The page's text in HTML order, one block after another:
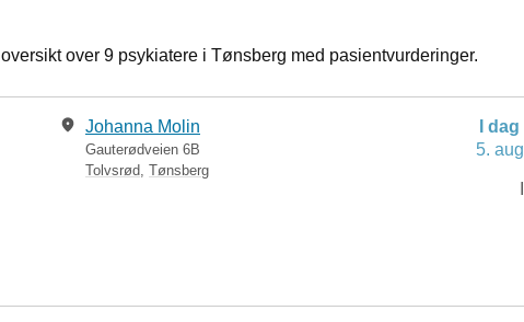
over 9 psykiatere i Tønsberg med pasientvurderinger.
Johanna Molin
Gauterødveien 6B
Tolvsrød Tønsberg
I dag
5. aug